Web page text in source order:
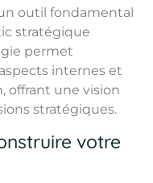
un outil fondamental
stratégique
permet
internes et
offrant une vision
stratégiques.
votre